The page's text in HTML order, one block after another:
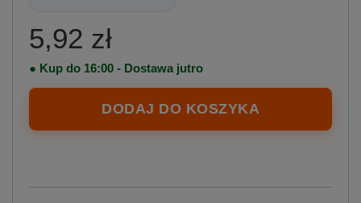
5,92 zł
● Kup do 16:00 - Dostawa jutro
DODAJ DO KOSZYKA